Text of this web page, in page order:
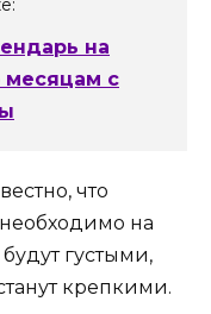
на
месяцам с
что
на
густыми,
крепкими.